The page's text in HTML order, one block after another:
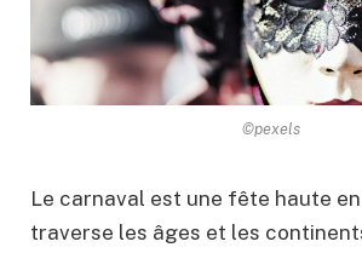
©pexels
Le carnaval est une fête haute
traverse les âges et les